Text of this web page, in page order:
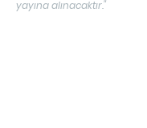
yayına alınacaktır."